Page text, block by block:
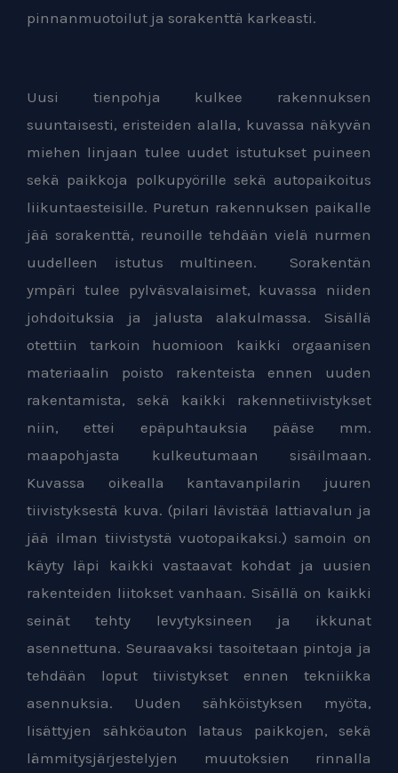
pinnanmuotoilut ja sorakenttä karkeasti.
Uusi tienpohja kulkee rakennuksen
suuntaisesti, eristeiden alalla, kuvassa näkyvän
miehen linjaan tulee uudet istutukset puineen
sekä paikkoja polkupyörille sekä autopaikoitus
liikuntaesteisille. Puretun rakennuksen paikalle
jää sorakenttä, reunoille tehdään vielä nurmen
uudelleen istutus multineen. Sorakentän
ympäri tulee pylväsvalaisimet, kuvassa niiden
johdoituksia ja jalusta alakulmassa. Sisällä
otettiin tarkoin huomioon kaikki orgaanisen
materiaalin poisto rakenteista ennen uuden
rakentamista, sekä kaikki rakennetiivistykset
niin, ettei epäpuhtauksia pääse mm.
maapohjasta kulkeutumaan sisäilmaan.
Kuvassa oikealla kantavanpilarin juuren
tiivistyksestä kuva. (pilari lävistää lattiavalun ja
jää ilman tiivistystä vuotopaikaksi.) samoin on
käyty läpi kaikki vastaavat kohdat ja uusien
rakenteiden liitokset vanhaan. Sisällä on kaikki
seinät tehty levytyksineen ja ikkunat
asennettuna. Seuraavaksi tasoitetaan pintoja ja
tehdään loput tiivistykset ennen tekniikka
asennuksia. Uuden sähköistyksen myöta,
lisättyjen sähköauton lataus paikkojen, sekä
lämmitysjärjestelyjen muutoksien rinnalla